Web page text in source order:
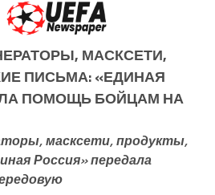
МАСКСЕТИ,
ПИСЬМА: «ЕДИНАЯ
ПОМОЩЬ БОЙЦАМ НА
масксети, продукты,
Россия» передала